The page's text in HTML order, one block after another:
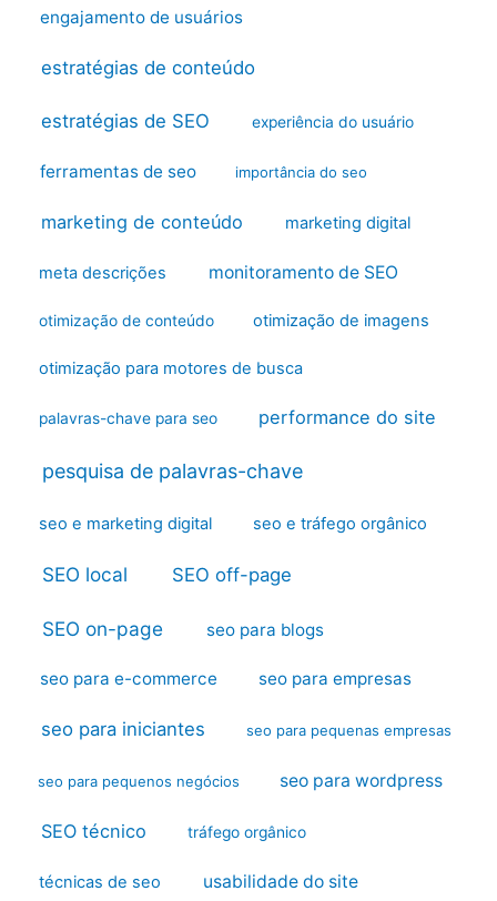
engajamento de usuários
estratégias de conteúdo
estratégias de SEO experiência do usuário
ferramentas de seo importância do seo
marketing de conteúdo marketing digital
meta descrições monitoramento de SEO
otimização de conteúdo otimização de imagens
otimização para motores de busca
palavras-chave para seo performance do site
pesquisa de palavras-chave
seo e marketing digital seo e tráfego orgânico
SEO local SEO off-page
SEO on-page seo para blogs
seo para e-commerce seo para empresas
seo para iniciantes seo para pequenas empresas
seo para pequenos negócios seo para wordpress
SEO técnico tráfego orgânico
técnicas de seo usabilidade do site